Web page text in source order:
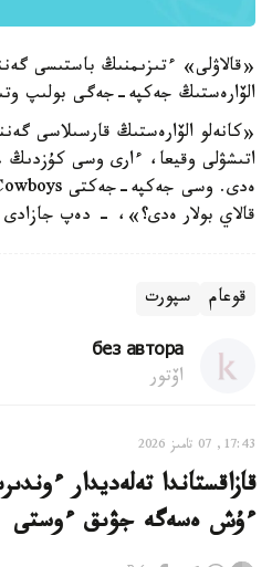
«قالاۋلى» ءتىزىمنىڭ باستىسى
الۆارەستىڭ جەكپە-جەگى بولىپ
«كانەلو الۆارەستىڭ قارسىلاسى
اتىشۋلى وقيعا، ءارى وسى
قالاي بولار ەدى؟»، - دەپ
قوعام سپورت
без автора
اۆتور
17:43, 07 تامىز 2026
قازاقستاندا تەلەديدار
ءۇش ەسەگە جۋىق ءوستى